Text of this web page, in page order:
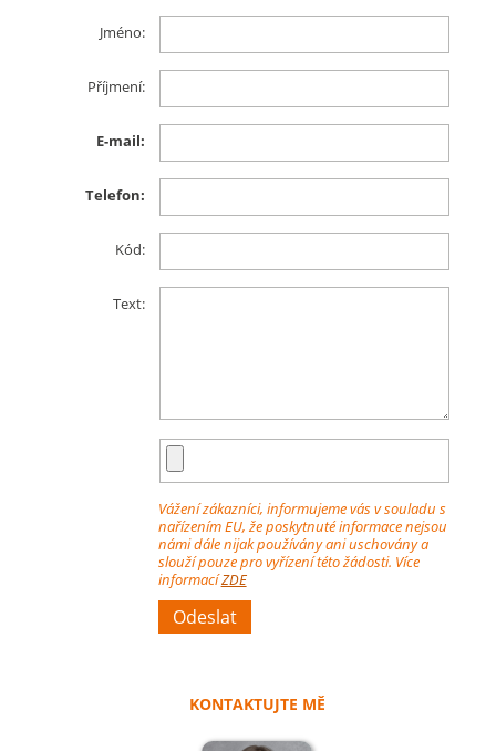
Jméno:
Příjmení:
E-mail:
Telefon:
Kód:
Text:
Vážení zákazníci, informujeme vás v souladu s
nařízením EU, že poskytnuté informace nejsou
námi dále nijak používány ani uschovány a
slouží pouze pro vyřízení této žádosti. Více
informacíZDE
KONTAKTUJTE MĚ